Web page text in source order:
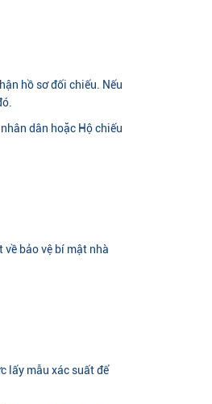
hồ sơ đối chiếu. Nếu
dân hoặc Hộ chiếu
bảo vệ bí mật nhà
lấy mẫu xác suất để